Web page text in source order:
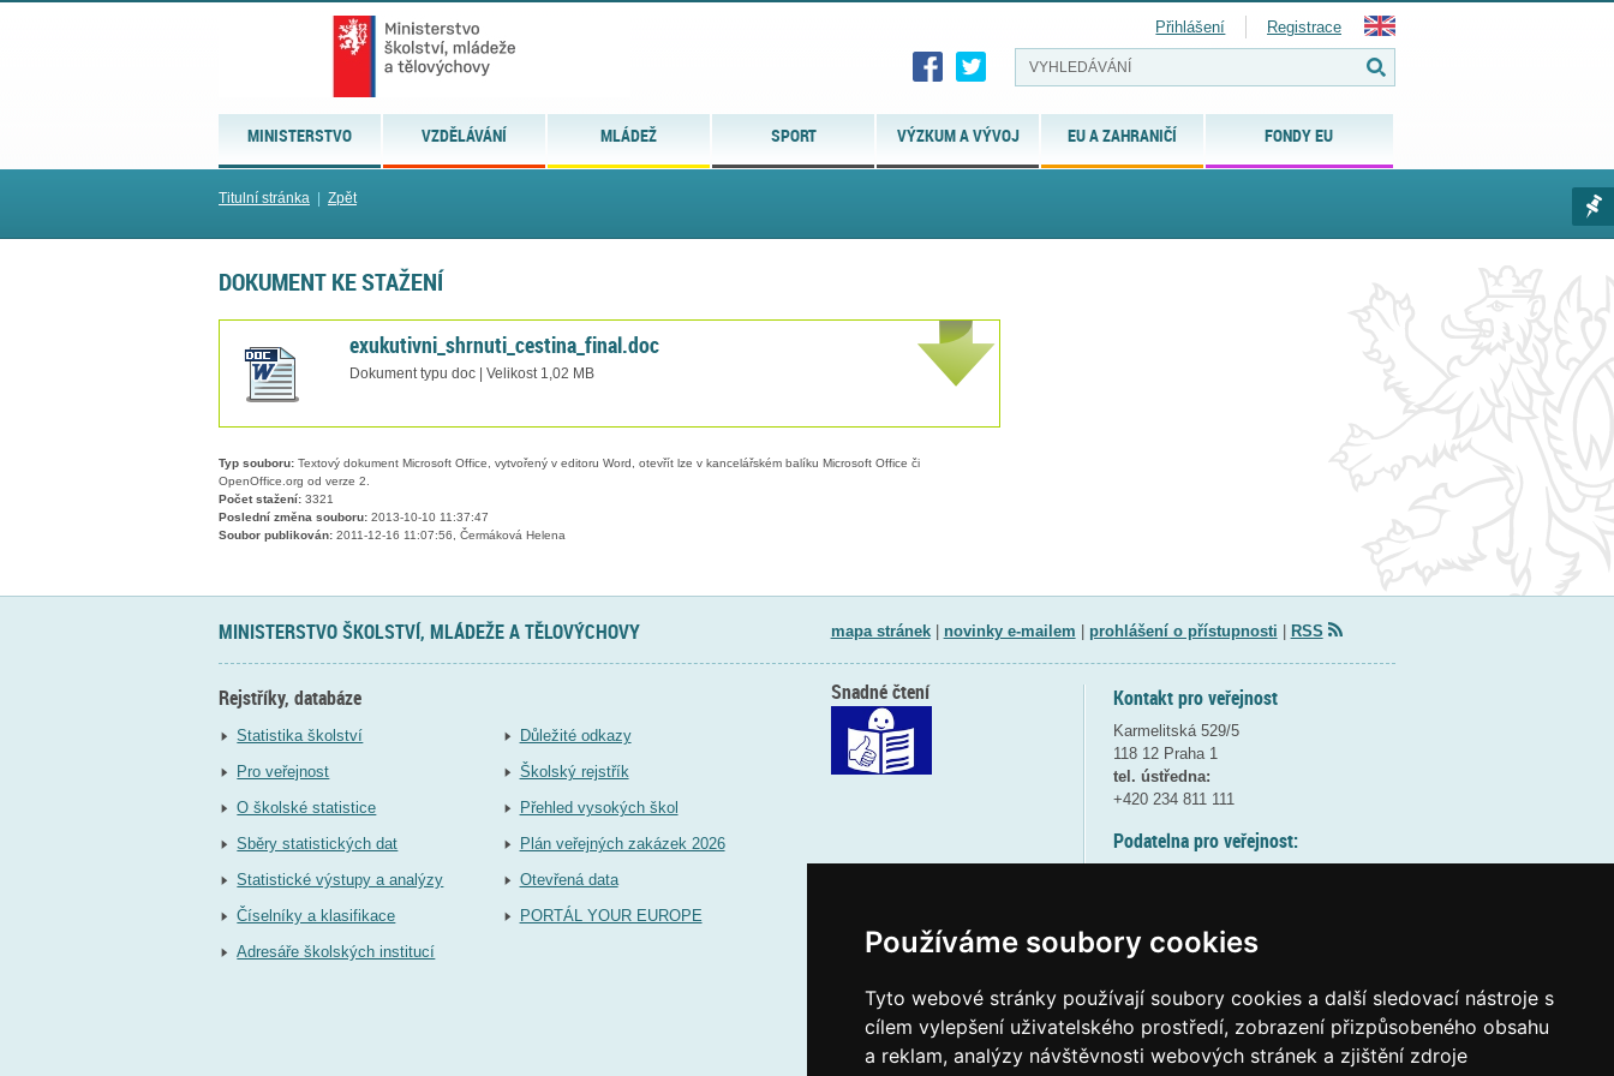
Používáme soubory cookies
Tyto webové stránky používají soubory cookies a další sledovací nástroje s
cílem vylepšení uživatelského prostředí, zobrazení přizpůsobeného obsahu
a reklam, analýzy návštěvnosti webových stránek a zjištění zdroje
MINISTERSTVO VZDĚLÁVÁNÍ MLÁDEŽ SPORT VÝZKUM A VÝVOJ EU A ZAHRANIČÍ FONDY EU
Přihlášení Registrace
Titulní stránka Zpět
DOKUMENT KE STAŽENÍ
exukutivni_shrnuti_cestina_final.doc
Dokument typu doc | Velikost 1,02 MB
Typ souboru: Textový dokument Microsoft Office, vytvořený v editoru Word, otevřít lze v kancelářském balíku Microsoft Office či
OpenOffice.org od verze 2.
Počet stažení: 3321
Poslední změna souboru: 2013-10-10 11:37:47
Soubor publikován: 2011-12-16 11:07:56, Čermáková Helena
MINISTERSTVO ŠKOLSTVÍ, MLÁDEŽE A TĚLOVÝCHOVY mapa stránek| novinky e-mailem prohlášení o přístupnosti RSS
Rejstříky, databáze
Statistika školství
Pro veřejnost
O školské statistice
Sběry statistických dat
Statistické výstupy a analýzy
Číselníky a klasifikace
Adresáře školských institucí
Důležité odkazy
Školský rejstřík
Přehled vysokých škol
Plán veřejných zakázek 2026
Otevřená data
PORTÁL YOUR EUROPE
Kontakt pro veřejnost
Karmelitská 529/5
118 12 Praha 1
tel. ústředna:
+420 234 811 111
Podatelna pro veřejnost:
(více informací
Elektronická podatelna:
posta@msmtgov cz
Snadné čtení